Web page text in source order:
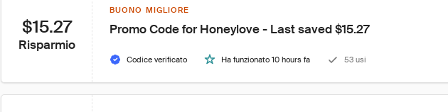
$15.27
Risparmio
BUONO MIGLIORE
Promo Code for Honeylove - Last saved $15.27
Codice verificato Ha funzionato 10 hours fa 53 usi